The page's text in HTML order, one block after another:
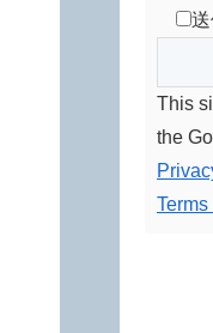
This
the